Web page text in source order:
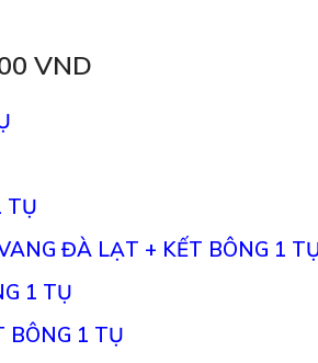
VND
TỤ
ĐÀ LẠT + KẾT BÔNG 1
1 TỤ
BÔNG 1 TỤ